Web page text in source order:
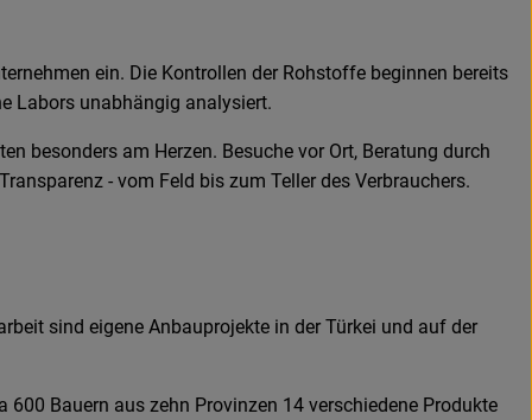
ein. Die Kontrollen der Rohstoffe beginnen bereits
Labors unabhängig analysiert.
besonders am Herzen. Besuche vor Ort, Beratung durch
- vom Feld bis zum Teller des Verbrauchers.
sind eigene Anbauprojekte in der Türkei und auf der
Bauern aus zehn Provinzen 14 verschiedene Produkte